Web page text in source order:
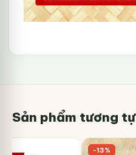
Sản phẩm tương tự
-13%